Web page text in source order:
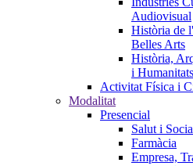
Audiovisual
Història de
Belles Arts
Història,
i Humanitats
Activitat Física i
Modalitat
Presencial
Salut i
Farmàcia
Empresa,